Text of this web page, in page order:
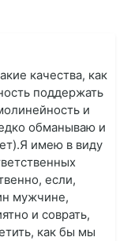
качества, как
поддержать
и
обманываю и
имею в виду
если,
мужчине,
и соврать,
как бы мы